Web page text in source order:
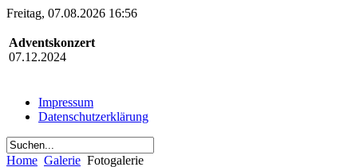
Freitag, 07.08.2026 16:56
Adventskonzert
07.12.2024
Impressum
Datenschutzerklärung
Home Galerie Fotogalerie